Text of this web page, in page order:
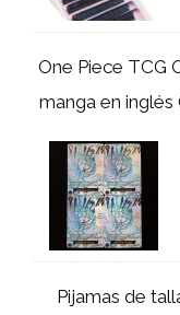
One Piece TCG
manga en inglés
Pijamas de